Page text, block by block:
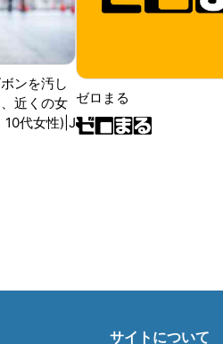
ンを汚し
近くの女
10代女性)|J
ゼロまる
サイトについて